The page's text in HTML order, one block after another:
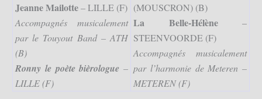
Jeanne Mailotte– LILLE (F)
Accompagnés musicalement
par le Touyout Band – ATH
(B)
Ronny le poète bièrologue –
LILLE (F)
(MOUSCRON) (B)
La Belle-Hélène–
STEENVOORDE (F)
Accompagnés musicalement
par l’harmonie de Meteren –
METEREN (F)